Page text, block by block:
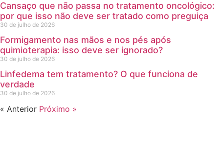
Cansaço que não passa no tratamento oncológico:
por que isso não deve ser tratado como preguiça
30 de julho de 2026
Formigamento nas mãos e nos pés após
quimioterapia: isso deve ser ignorado?
30 de julho de 2026
Linfedema tem tratamento? O que funciona de
verdade
30 de julho de 2026
« Anterior Próximo »